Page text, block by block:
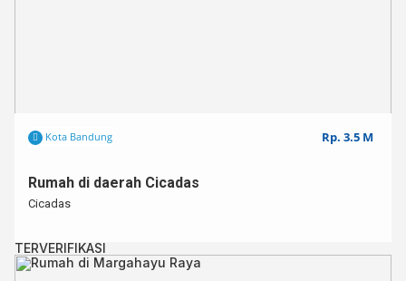
Kota Bandung Rp. 3.5 M
Rumah di daerah Cicadas
Cicadas
TERVERIFIKASI